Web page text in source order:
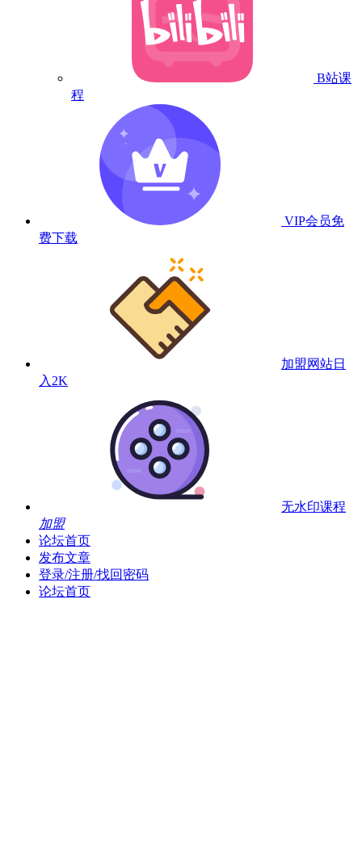
B站课
程
VIP会员免
费下载
加盟网站日
入2K
无水印课程
加盟
论坛首页
发布文章
登录/注册/找回密码
论坛首页